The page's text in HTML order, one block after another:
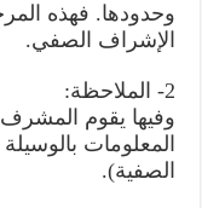
وحدودها. فهذه
الإشراف الصفي.
2- الملاحظة:
وفيها يقوم
المعلومات
الصفية).